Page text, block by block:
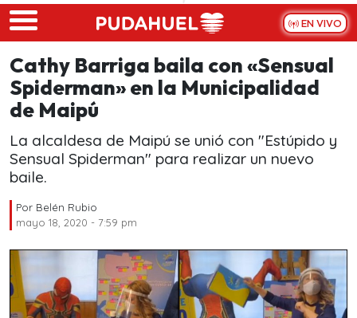
Skip to main content
EN VIVO
Cathy Barriga baila con «Sensual
Spiderman» en la Municipalidad
de Maipú
La alcaldesa de Maipú se unió con "Estúpido y
Sensual Spiderman" para realizar un nuevo
baile.
Por Belén Rubio
mayo 18, 2020 - 7:59 pm